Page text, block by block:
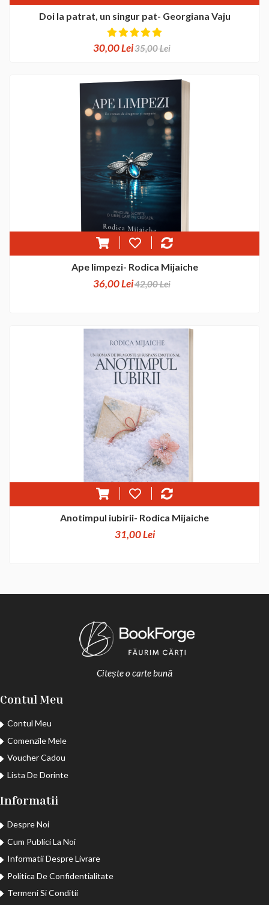
Doi la patrat, un singur pat- Georgiana Vaju
30,00 Lei35,00 Lei
Ape limpezi- Rodica Mijaiche
36,00 Lei42,00 Lei
Anotimpul iubirii- Rodica Mijaiche
31,00 Lei
Citește o carte bună
Contul Meu
Contul Meu
Comenzile Mele
Voucher Cadou
Lista De Dorinte
Informatii
Despre Noi
Cum Publici La Noi
Informatii Despre Livrare
Politica De Confidentialitate
Termeni Si Conditii